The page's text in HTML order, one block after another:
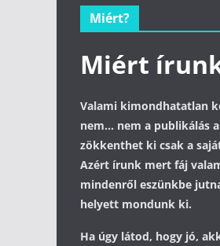
Miért?
Miért
Valami kimondhatatlan
nem... nem a publikálás
zökkenthet ki csak a
Azért írunk mert fáj
mindenről eszünkbe
helyett mondunk ki.
Ha úgy látod, hogy jó,